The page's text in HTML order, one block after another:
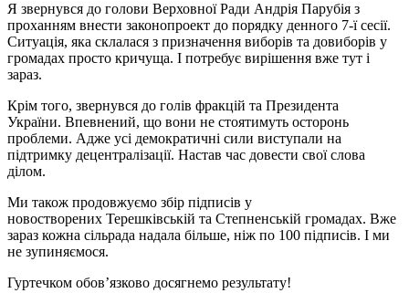
Я звернувся до голови Верховної Ради Андрія Парубія з
проханням внести законопроект до порядку денного 7-ї сесії.
Ситуація, яка склалася з призначення виборів та довиборів у
громадах просто кричуща. І потребує вирішення вже тут і
зараз.
Крім того, звернувся до голів фракцій та Президента
України. Впевнений, що вони не стоятимуть осторонь
проблеми. Адже усі демократичні сили виступали на
підтримку децентралізації. Настав час довести свої слова
ділом.
Ми також продовжуємо збір підписів у
новостворених Терешківській та Степненській громадах. Вже
зараз кожна сільрада надала більше, ніж по 100 підписів. І ми
не зупиняємося.
Гуртечком обов’язково досягнемо результату!